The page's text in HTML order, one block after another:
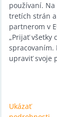
Požičovňa
Promotéri
Kurzy a
Predvoľby
používaní.
tretích strán
partnerom v
„Prijať všetky
spracovaním.
upraviť svoje
Ukázať